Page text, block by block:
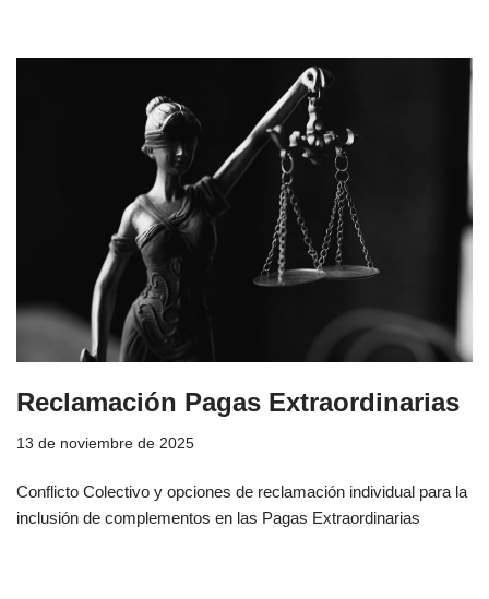
Reclamación Pagas Extraordinarias
13 de noviembre de 2025
Conflicto Colectivo y opciones de reclamación individual para la
inclusión de complementos en las Pagas Extraordinarias